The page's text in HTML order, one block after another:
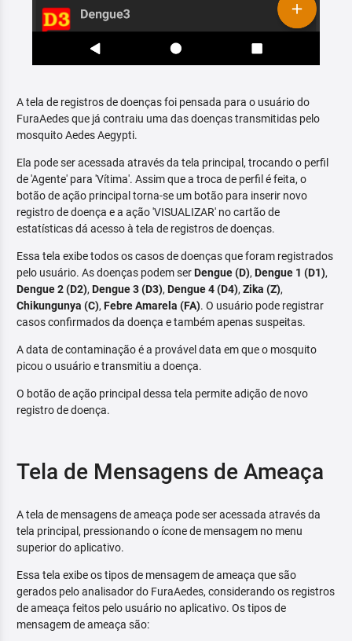
A tela de registros de doenças foi pensada para o usuário do
FuraAedes que já contraiu uma das doenças transmitidas pelo
mosquito Aedes Aegypti.
Ela pode ser acessada através da tela principal, trocando o perfil
de 'Agente' para 'Vítima'. Assim que a troca de perfil é feita, o
botão de ação principal torna-se um botão para inserir novo
registro de doença e a ação 'VISUALIZAR' no cartão de
estatísticas dá acesso à tela de registros de doenças.
Essa tela exibe todos os casos de doenças que foram registrados
pelo usuário. As doenças podem serDengue (D), Dengue 1 (D1),
Dengue 2 (D2), Dengue 3 (D3), Dengue 4 (D4), Zika (Z),
Chikungunya (C), Febre Amarela (FA). O usuário pode registrar
casos confirmados da doença e também apenas suspeitas.
A data de contaminação é a provável data em que o mosquito
picou o usuário e transmitiu a doença.
O botão de ação principal dessa tela permite adição de novo
registro de doença.
Tela de Mensagens de Ameaça
A tela de mensagens de ameaça pode ser acessada através da
tela principal, pressionando o ícone de mensagem no menu
superior do aplicativo.
Essa tela exibe os tipos de mensagem de ameaça que são
gerados pelo analisador do FuraAedes, considerando os registros
de ameaça feitos pelo usuário no aplicativo. Os tipos de
mensagem de ameaça são: